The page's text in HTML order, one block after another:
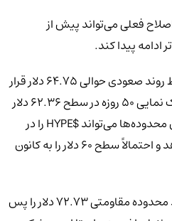
فعلی می‌تواند پیش از
پیدا کند.
نخستین حمایت مهم نزدیک خط روند صعودی حوالی 64.75 دلار قرار
دارد و پس از آن، میانگین متحرک نمایی 50 روزه در سطح 62.36 دلار
دیده می‌شود. شکست قاطع این محدوده‌ها می‌تواند $HYPE را در
معرض اصلاح عمیق‌تری قرار دهد و احتمالاً سطح 60 دلار را به کانون
در سمت صعودی، خریداران باید محدوده مقاومتی 72.73 دلار را پس